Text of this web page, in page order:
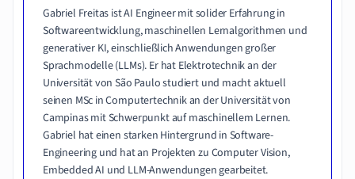
Gabriel Freitas ist AI Engineer mit solider Erfahrung in
Softwareentwicklung, maschinellen Lernalgorithmen und
generativer KI, einschließlich Anwendungen großer
Sprachmodelle (LLMs). Er hat Elektrotechnik an der
Universität von São Paulo studiert und macht aktuell
seinen MSc in Computertechnik an der Universität von
Campinas mit Schwerpunkt auf maschinellem Lernen.
Gabriel hat einen starken Hintergrund in Software-
Engineering und hat an Projekten zu Computer Vision,
Embedded AI und LLM-Anwendungen gearbeitet.